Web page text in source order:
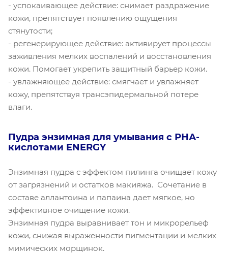
- успокаивающее действие: снимает раздражение
кожи, препятствует появлению ощущения
стянутости;
- регенерирующее действие: активирует процессы
заживления мелких воспалений и восстановления
кожи. Помогает укрепить защитный барьер кожи.
- увлажняющее действие: смягчает и увлажняет
кожу, препятствуя трансэпидермальной потере
влаги.
Пудра энзимная для умывания с РНА-
кислотами ENERGY
Энзимная пудра с эффектом пилинга очищает кожу
от загрязнений и остатков макияжа. Сочетание в
составе аллантоина и папаина дает мягкое, но
эффективное очищение кожи.
Энзимная пудра выравнивает тон и микрорельеф
кожи, снижая выраженности пигментации и мелких
мимических морщинок.